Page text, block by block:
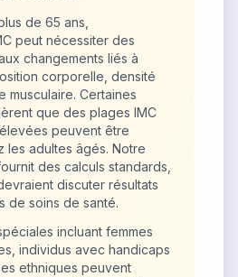
de 65 ans,
peut nécessiter des
changements liés à
corporelle, densité
musculaire. Certaines
que des plages IMC
peuvent être
les adultes âgés. Notre
des calculs standards,
discuter résultats
de soins de santé.
incluant femmes
individus avec handicaps
ethniques peuvent